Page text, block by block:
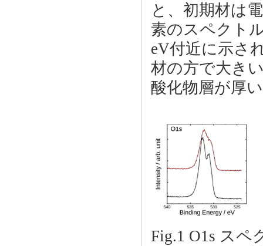
と、初期材は
素のスペクト
eV付近に示さ
材の方で大き
酸化物層が厚
Fig.1 O1s ス